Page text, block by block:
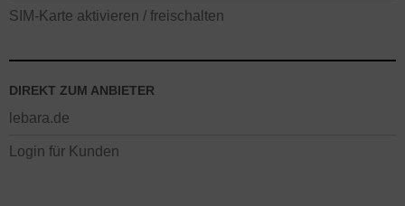
SIM-Karte aktivieren / freischalten
DIREKT ZUM ANBIETER
lebara.de
Login für Kunden